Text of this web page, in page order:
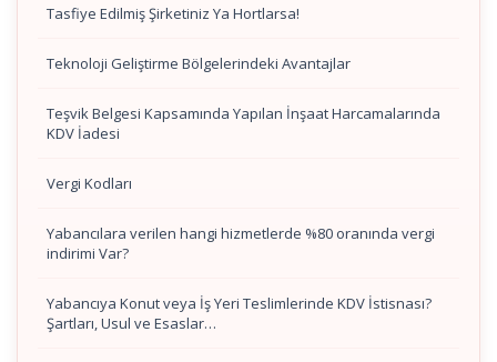
Tasfiye Edilmiş Şirketiniz Ya Hortlarsa!
Teknoloji Geliştirme Bölgelerindeki Avantajlar
Teşvik Belgesi Kapsamında Yapılan İnşaat Harcamalarında
KDV İadesi
Vergi Kodları
Yabancılara verilen hangi hizmetlerde %80 oranında vergi
indirimi Var?
Yabancıya Konut veya İş Yeri Teslimlerinde KDV İstisnası?
Şartları, Usul ve Esaslar…